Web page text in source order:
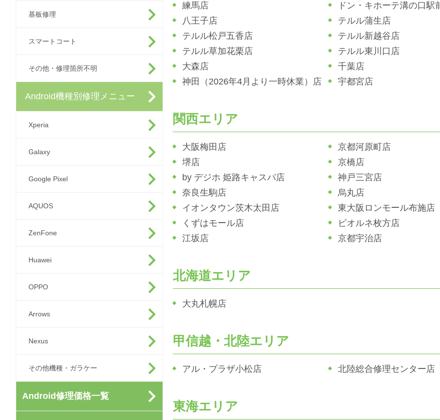
基板修理
スマートコート
その他・修理箇所不明
Android機種別修理メニュー
Xperia
Galaxy
Google Pixel
AQUOS
ZenFone
Huawei
OPPO
Arrows
Nexus
その他機種・ガラケー
Android修理価格一覧
練馬店
ドン・キホーテ溝の口駅
八王子店
テルル蒲生店
テルル松戸五香店
テルル新越谷店
テルル草加花栗店
テルル東川口店
大森店
千葉店
神田（2026年4月より一時休業）店
宇都宮店
関西エリア
大阪梅田店
京都河原町店
堺店
京橋店
by デジホ 姫路キャスパ店
神戸三宮店
奈良生駒店
烏丸店
イオンタウン茨木太田店
東大阪ロンモール布施店
くずはモール店
ビオルネ枚方店
江坂店
京都宇治店
北海道エリア
大丸札幌店
甲信越・北陸エリア
アル・プラザ小松店 北陸総合修理センター店
東海エリア